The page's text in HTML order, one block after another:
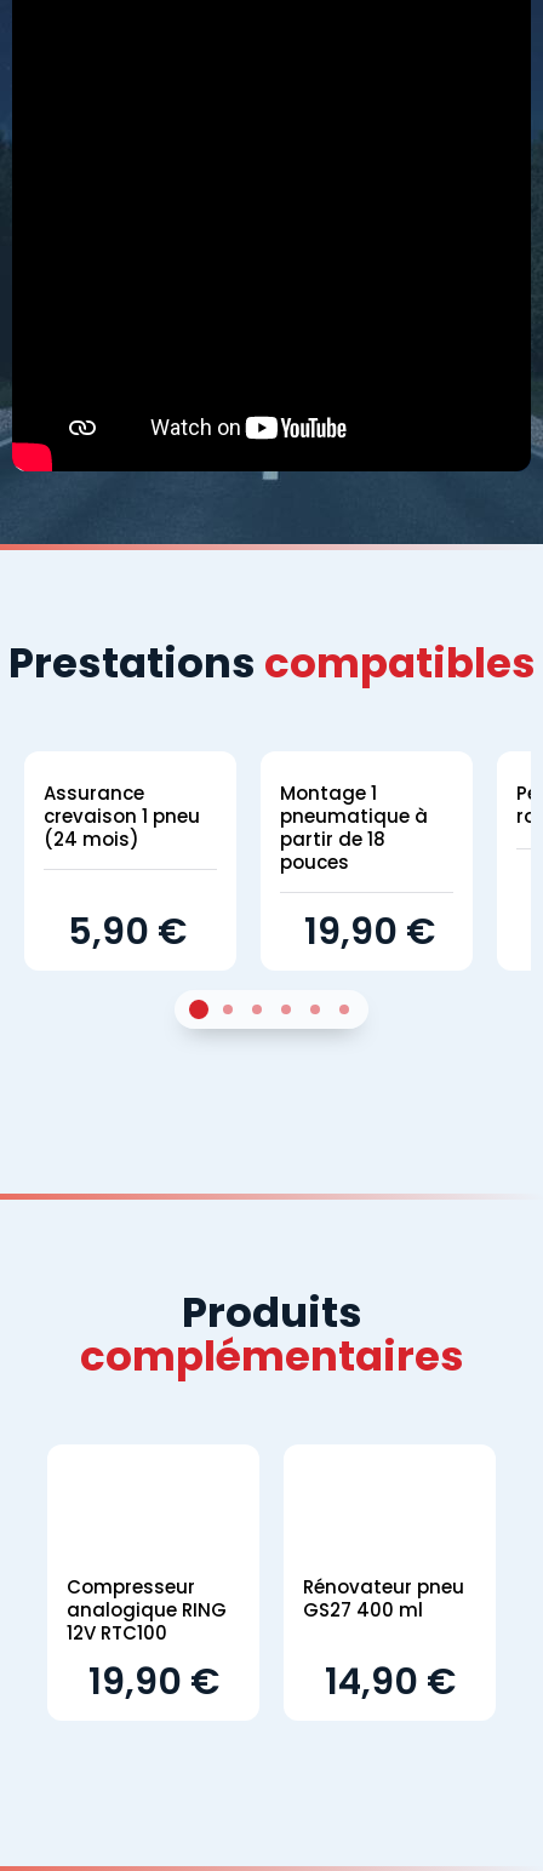
Prestations compatibles
Assurance
crevaison 1 pneu
(24 mois)
5,90 €
Montage 1
pneumatique à
partir de 18
pouces
19,90 €
Sur 42Sur 43Sur 44Sur 45Sur 46Sur 4
Produits
complémentaires
Compresseur
analogique RING
12V RTC100
19,90 €
Rénovateur pneu
GS27 400 ml
14,90 €